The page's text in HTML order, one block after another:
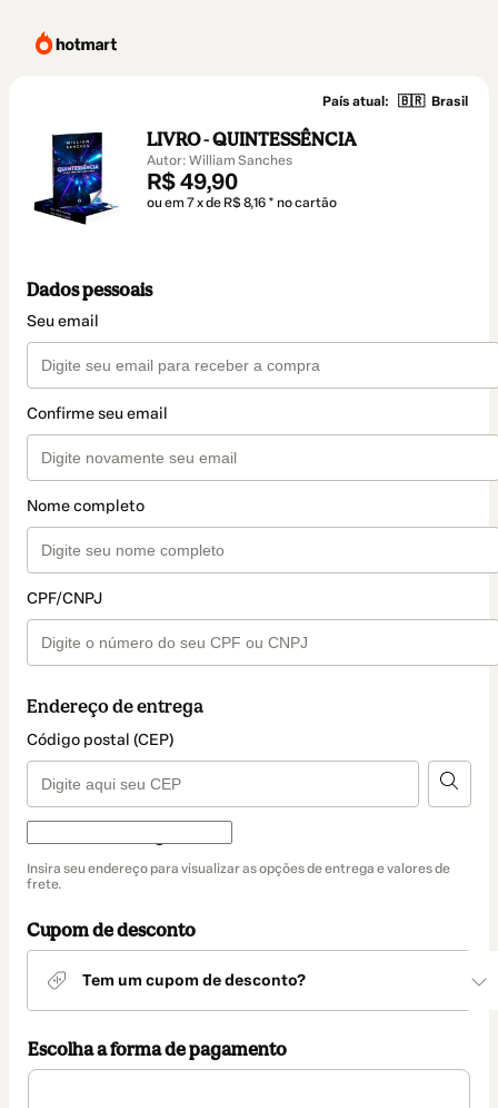
País atual: 🇧🇷 Brasil
LIVRO - QUINTESSÊNCIA
Autor: William Sanches
R$ 49,90
ou em 7 x de R$ 8,16 * no cartão
Dados pessoais
Seu email
Confirme seu email
Nome completo
CPF/CNPJ
Endereço de entrega
Código postal (CEP)
de
Insira seu endereço para visualizar as opções de entrega e valores de
frete.
Cupom de desconto
Tem um cupom de desconto?
Escolha a forma de pagamento
Pix